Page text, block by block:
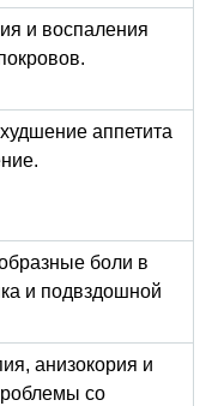
и воспаления
аппетита
боли в
и подвздошной
анизокория и
со